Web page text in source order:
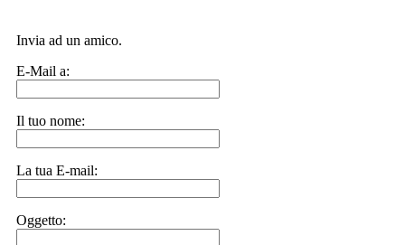
Invia ad un amico.
E-Mail a:
Il tuo nome:
La tua E-mail:
Oggetto: